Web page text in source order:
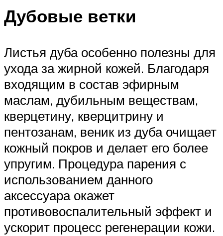
Дубовые ветки
Листья дуба особенно полезны для
ухода за жирной кожей. Благодаря
входящим в состав эфирным
маслам, дубильным веществам,
кверцетину, кверцитрину и
пентозанам, веник из дуба очищает
кожный покров и делает его более
упругим. Процедура парения с
использованием данного
аксессуара окажет
противовоспалительный эффект и
ускорит процесс регенерации кожи.